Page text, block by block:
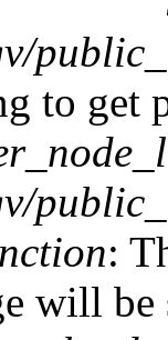
to get
:
will